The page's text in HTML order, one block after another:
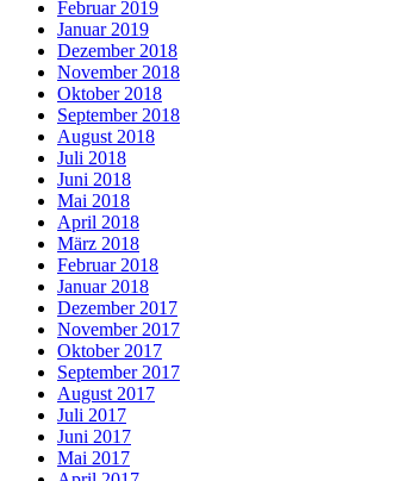
Februar 2019
Januar 2019
Dezember 2018
November 2018
Oktober 2018
September 2018
August 2018
Juli 2018
Juni 2018
Mai 2018
April 2018
März 2018
Februar 2018
Januar 2018
Dezember 2017
November 2017
Oktober 2017
September 2017
August 2017
Juli 2017
Juni 2017
Mai 2017